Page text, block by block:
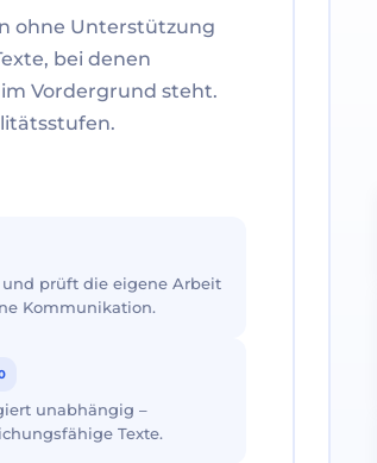
ohne Unterstützung
bei denen
Vordergrund steht.
prüft die eigene Arbeit
Kommunikation.
unabhängig –
Texte.